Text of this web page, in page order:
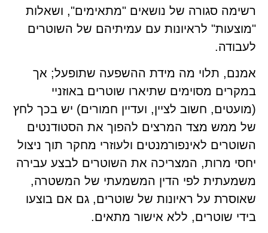
רשימה סגורה של נושאים "מתאימים", ושאלות
"מוצעות" לראיונות עם עמיתיהם של השוטרים
אמנם, תלוי מה מידת ההשפעה שתופעל; אך
במקרים מסוימים שתיארו שוטרים באוזניי
(מועטים, חשוב לציין, ועדיין חמורים) יש בכך לחץ
של ממש מצד המרצים להפוך את הסטודנטים
השוטרים לאינפורמנטים ולעוזרי מחקר תוך ניצול
יחסי מרות, המצריכה את השוטרים לבצע עבירה
משמעתית לפי הדין המשמעתי של המשטרה,
שוטרים, ללא אישור מתאים.